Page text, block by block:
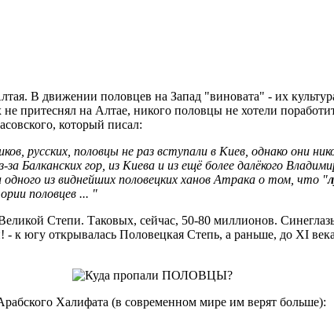
В движении половцев на Запад "виновата" - их
на Алтае, никого половцы не хотели
который писал:
русских, половцы не раз вступали в Киев, однако они
Балканских гор, из Киева и из ещё более далёкого
из виднейших половецких ханов Атрака о том, что "
половцев ... "
Степи. Таковых, сейчас, 50-80 миллионов.
к югу открывалась Половецкая Степь, а раньше, до XI
Халифата (в современном мире им верят больше):